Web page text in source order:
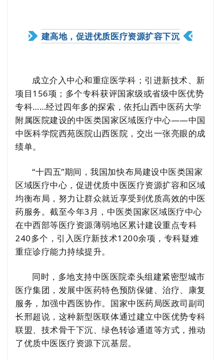
建高地，促进优质医疗资源扩容下沉
成立介入中心和重症医学科；引进新技术、新
项目156项；多个专科获评国家级或省级中医优势
专科……经过四年多的探索，依托山西中医药大学
附属医院建设的中医类国家区域医疗中心——中国
中医科学院西苑医院山西医院，交出一张亮眼的成
绩单。
“十四五”期间，我国加快布局建设中医类国家
区域医疗中心，促进优质中医医疗资源扩容和区域
均衡布局，努力让群众就近享受到优质高效的中医
药服务。截至今年3月，中医类国家区域医疗中心
在中西部等医疗资源薄弱地区累计建设重点专科
240多个，引入医疗新技术1200余项，专科疑难
重症诊疗能力持续提升。
同时，多地支持中医医院牵头组建紧密型城市
医疗集团，发展中医药特色预防保健、治疗、康复
服务，加强中西医协作。国家中医药局医政司副司
长邢超说，这种新型医联体通过建立中医优势专科
联盟、技术骨干下沉、绿色转诊通道等方式，推动
了优质中医医疗资源下沉基层。